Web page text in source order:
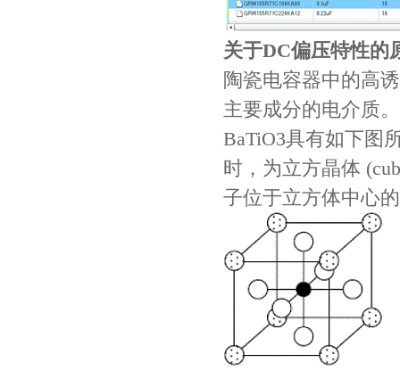
关于DC偏压特性的
陶瓷电容器中的高
主要成分的电介质。
BaTiO3具有如下图
时，为立方晶体
子位于立方体中心